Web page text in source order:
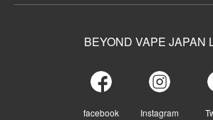
BEYOND VAPE JAPAN
facebook Instagram